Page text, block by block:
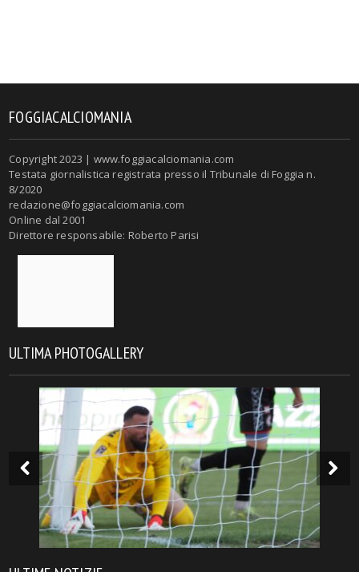
FOGGIACALCIOMANIA
Copyright 2023 | www.foggiacalciomania.com
Testata giornalistica registrata presso il Tribunale di Foggia n.
8/2020
redazione@foggiacalciomania.com
Online dal 2001
Direttore responsabile: Roberto Parisi
ULTIMA PHOTOGALLERY